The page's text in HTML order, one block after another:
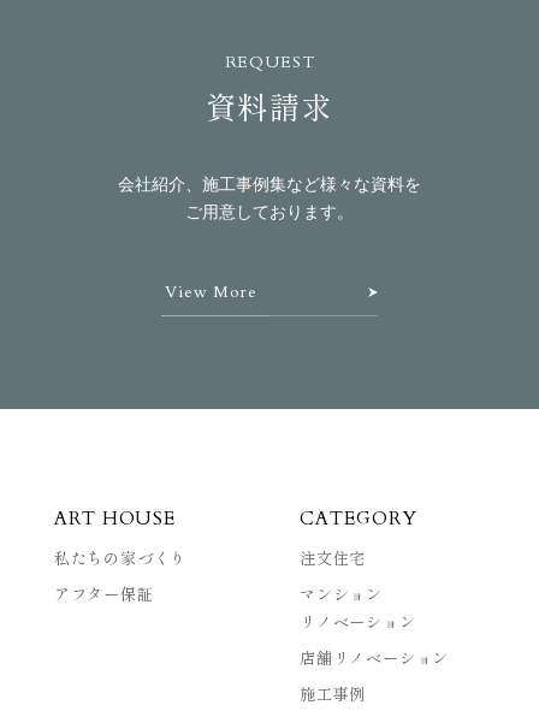
REQUEST
資料請求
会社紹介、施工事例集など様々な資料を
ご用意しております。
View More
ART HOUSE
私たちの家づくり
アフター保証
CATEGORY
注文住宅
マンション
リノベーション
店舗リノベーション
施工事例